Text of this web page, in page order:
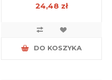
24,48 zł
DO KOSZYKA